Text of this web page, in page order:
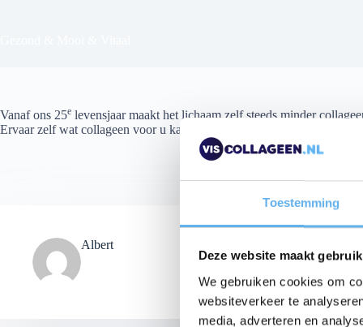
Toestemming
Deze website maakt
We gebruiken cookies om
websiteverkeer te
media, adverteren en
Vanaf ons 25e levensjaar maakt het lichaam zelf steeds minder
Ervaar zelf wat collageen voor u kan betekenen op het gebied van
Albert